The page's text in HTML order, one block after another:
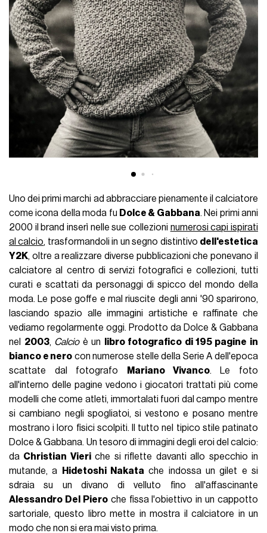
Uno dei primi marchi ad abbracciare pienamente il calciatore
come icona della moda fu Dolce & Gabbana. Nei primi anni
2000 il brand inserì nelle sue collezioni numerosi capi ispirati
al calcio, trasformandoli in un segno distintivo dell'estetica
Y2K, oltre a realizzare diverse pubblicazioni che ponevano il
calciatore al centro di servizi fotografici e collezioni, tutti
curati e scattati da personaggi di spicco del mondo della
moda. Le pose goffe e mal riuscite degli anni '90 sparirono,
lasciando spazio alle immagini artistiche e raffinate che
vediamo regolarmente oggi. Prodotto da Dolce & Gabbana
nel 2003, Calcioè un
libro fotografico di 195 pagine in
bianco e nero con numerose stelle della Serie A dell'epoca
scattate dal fotografo
Mariano Vivanco. Le foto
all'interno delle pagine vedono i giocatori trattati più come
modelli che come atleti, immortalati fuori dal campo mentre
si cambiano negli spogliatoi, si vestono e posano mentre
mostrano i loro fisici scolpiti. Il tutto nel tipico stile patinato
Dolce & Gabbana. Un tesoro di immagini degli eroi del calcio:
da Christian Vieriche si riflette davanti allo specchio in
mutande, a
Hidetoshi Nakata che indossa un gilet e si
sdraia su un divano di velluto fino all'affascinante
Alessandro Del Pieroche fissa l'obiettivo in un cappotto
sartoriale, questo libro mette in mostra il calciatore in un
modo che non si era mai visto prima.